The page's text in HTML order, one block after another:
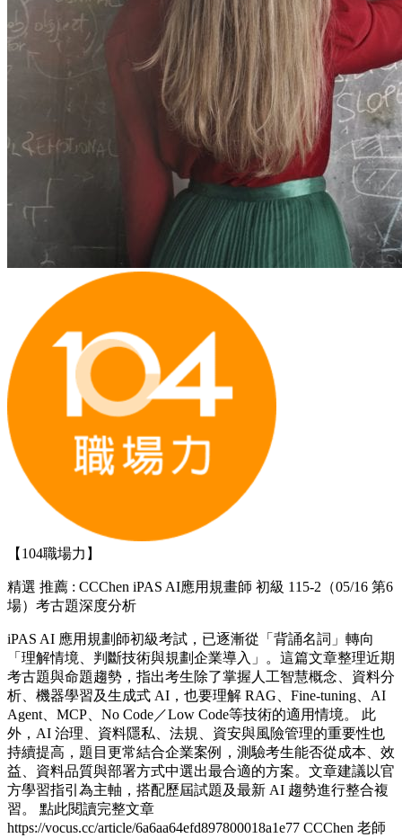
【104職場力】
精選 推薦 : CCChen iPAS AI應用規畫師 初級 115-2（05/16 第6
場）考古題深度分析
iPAS AI 應用規劃師初級考試，已逐漸從「背誦名詞」轉向
「理解情境、判斷技術與規劃企業導入」。這篇文章整理近期
考古題與命題趨勢，指出考生除了掌握人工智慧概念、資料分
析、機器學習及生成式 AI，也要理解 RAG、Fine-tuning、AI
Agent、MCP、No Code／Low Code等技術的適用情境。 此
外，AI 治理、資料隱私、法規、資安與風險管理的重要性也
持續提高，題目更常結合企業案例，測驗考生能否從成本、效
益、資料品質與部署方式中選出最合適的方案。文章建議以官
方學習指引為主軸，搭配歷屆試題及最新 AI 趨勢進行整合複
習。 點此閱讀完整文章
https://vocus.cc/article/6a6aa64efd897800018a1e77 CCChen 老師